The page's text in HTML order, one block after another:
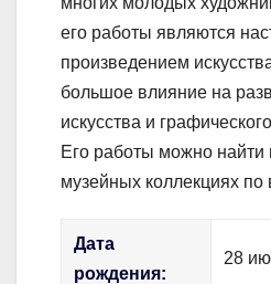
его работы являются
произведением
большое влияние на
искусства и
Его работы можно найти
музейных коллекциях по
Дата
рождения:
28